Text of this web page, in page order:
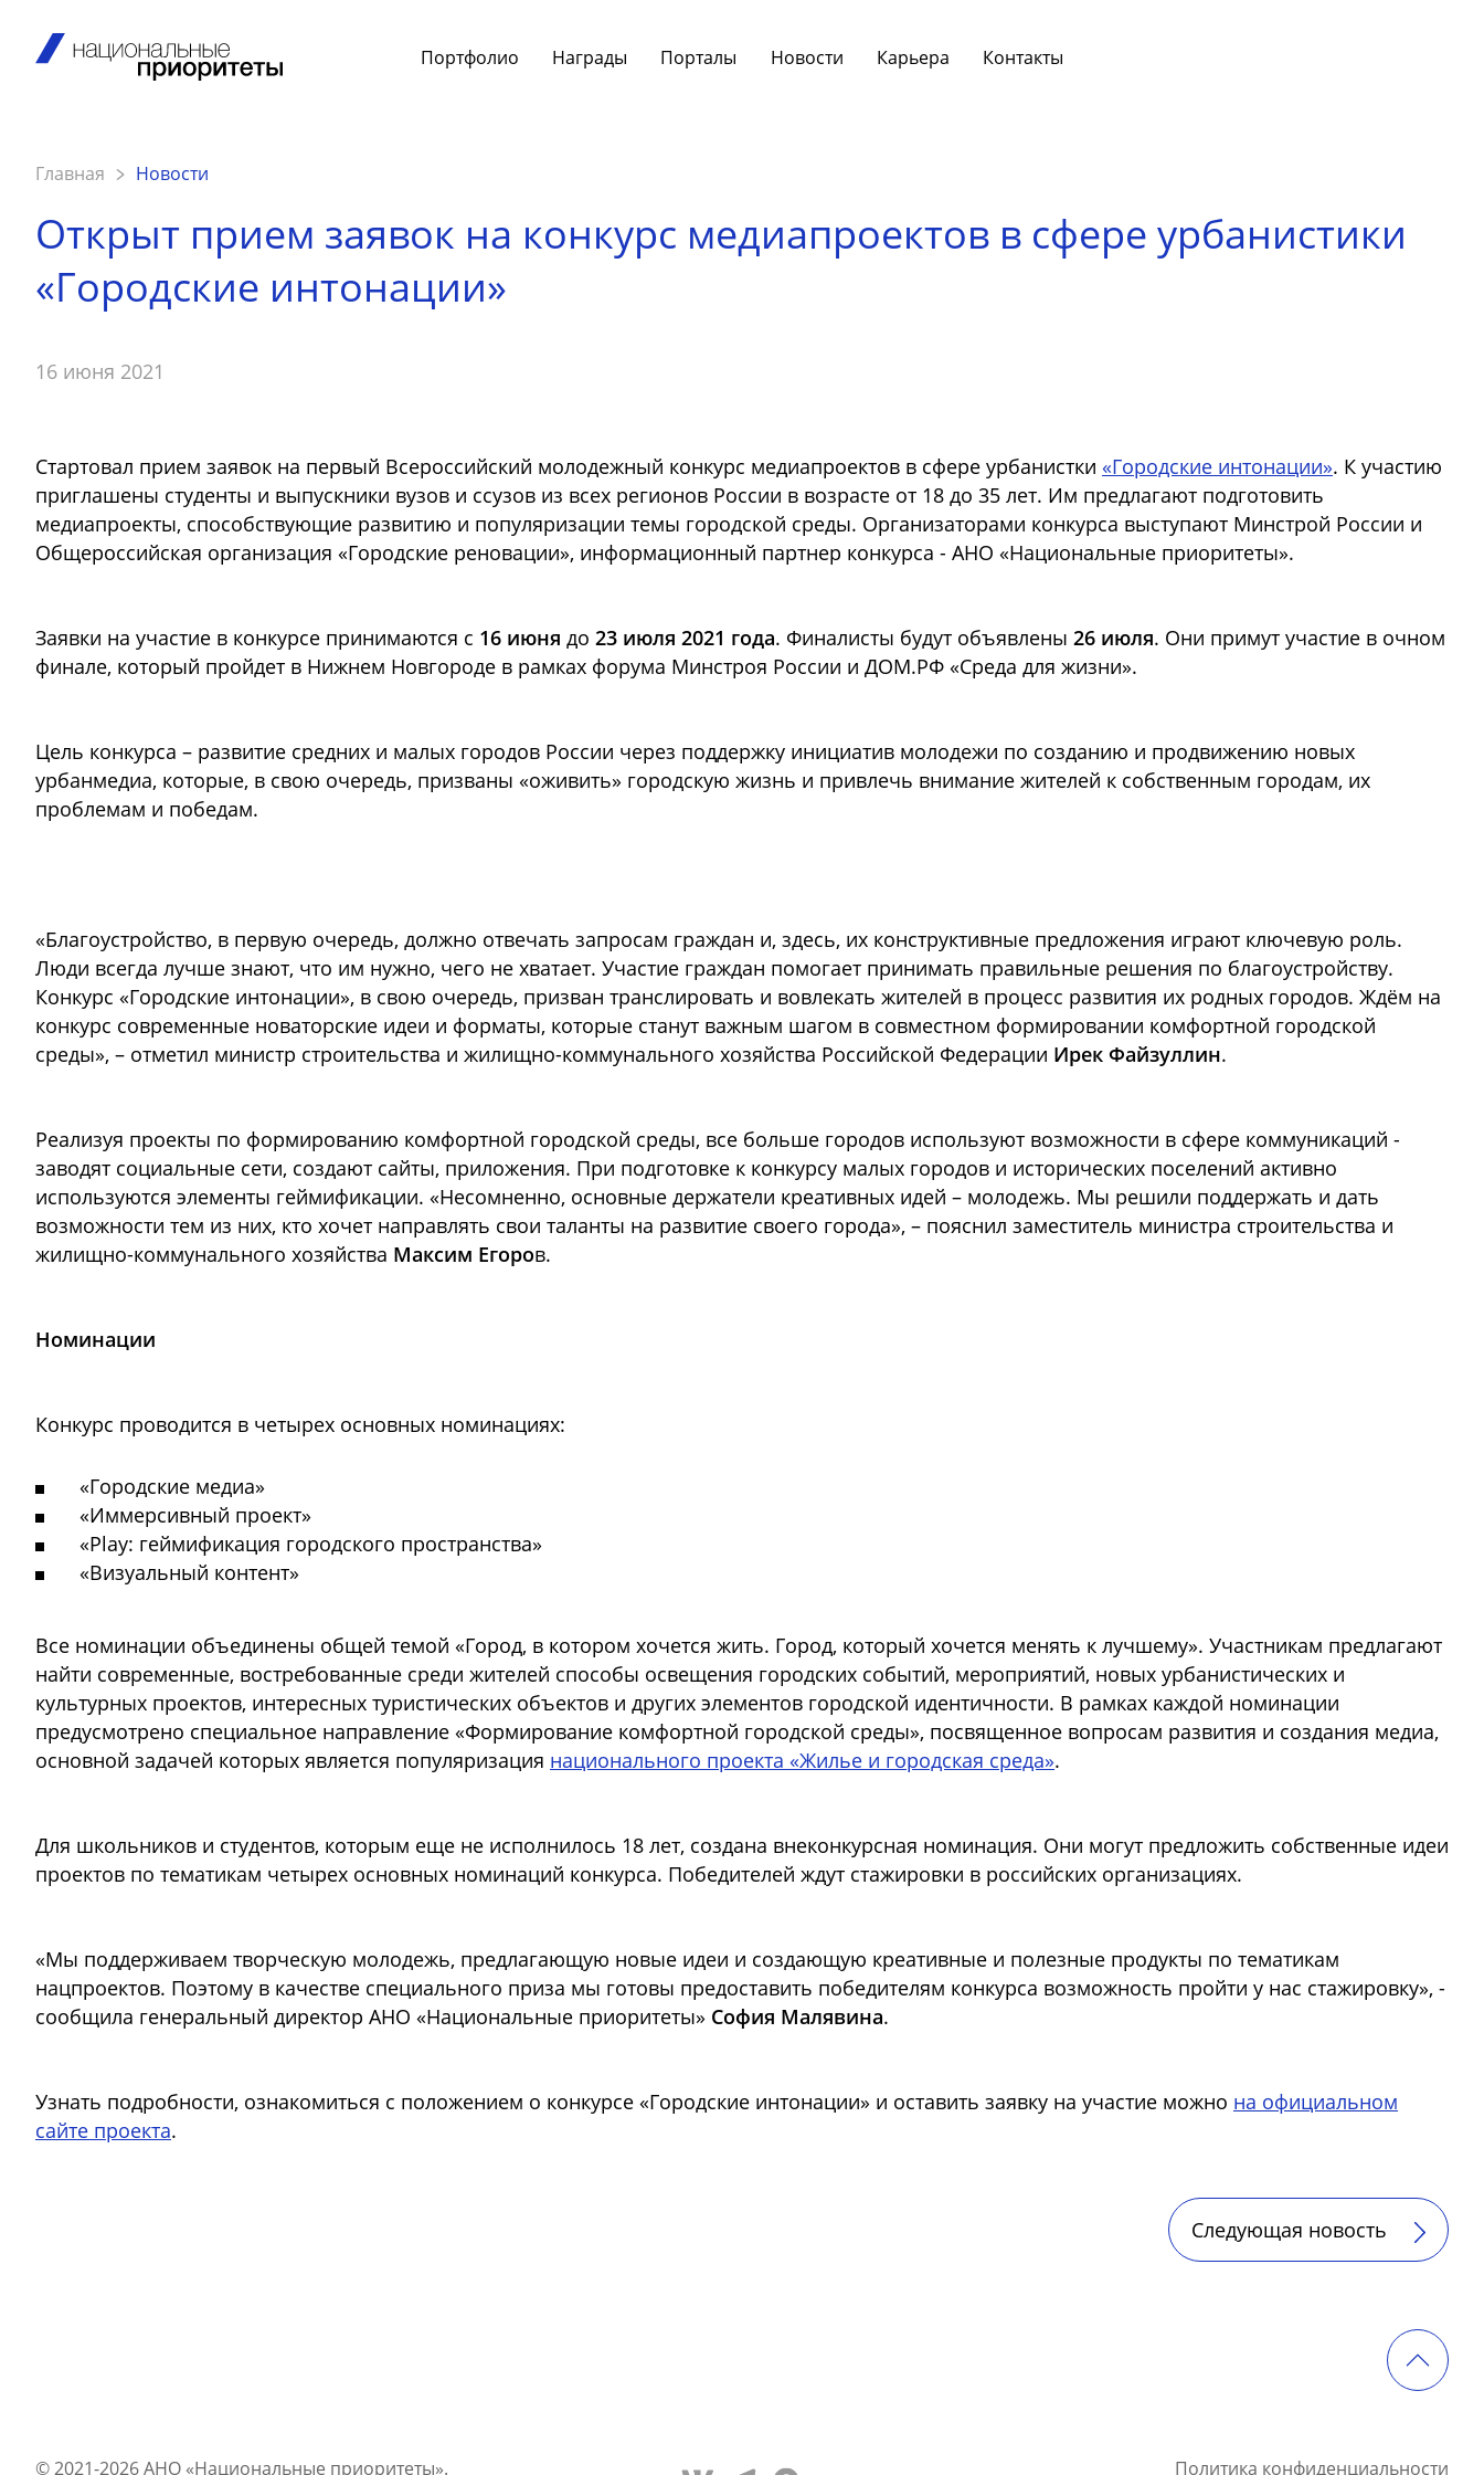
Портфолио Награды Порталы Новости Карьера Контакты
Главная Новости
Открыт прием заявок на конкурс медиапроектов в сфере урбанистики
«Городские интонации»
16 июня 2021
Стартовал прием заявок на первый Всероссийский молодежный конкурс медиапроектов в сфере урбанистки «Городские интонации». К участию
приглашены студенты и выпускники вузов и ссузов из всех регионов России в возрасте от 18 до 35 лет. Им предлагают подготовить
медиапроекты, способствующие развитию и популяризации темы городской среды. Организаторами конкурса выступают Минстрой России и
Общероссийская организация «Городские реновации», информационный партнер конкурса - АНО «Национальные приоритеты».
Заявки на участие в конкурсе принимаются с 16 июня до 23 июля 2021 года. Финалисты будут объявлены 26 июля. Они примут участие в очном
финале, который пройдет в Нижнем Новгороде в рамках форума Минстроя России и ДОМ.РФ «Среда для жизни».
Цель конкурса – развитие средних и малых городов России через поддержку инициатив молодежи по созданию и продвижению новых
урбанмедиа, которые, в свою очередь, призваны «оживить» городскую жизнь и привлечь внимание жителей к собственным городам, их
проблемам и победам.
«Благоустройство, в первую очередь, должно отвечать запросам граждан и, здесь, их конструктивные предложения играют ключевую роль.
Люди всегда лучше знают, что им нужно, чего не хватает. Участие граждан помогает принимать правильные решения по благоустройству.
Конкурс «Городские интонации», в свою очередь, призван транслировать и вовлекать жителей в процесс развития их родных городов. Ждём на
конкурс современные новаторские идеи и форматы, которые станут важным шагом в совместном формировании комфортной городской
среды», – отметил министр строительства и жилищно-коммунального хозяйства Российской Федерации Ирек Файзуллин.
Реализуя проекты по формированию комфортной городской среды, все больше городов используют возможности в сфере коммуникаций -
заводят социальные сети, создают сайты, приложения. При подготовке к конкурсу малых городов и исторических поселений активно
используются элементы геймификации. «Несомненно, основные держатели креативных идей – молодежь. Мы решили поддержать и дать
возможности тем из них, кто хочет направлять свои таланты на развитие своего города», – пояснил заместитель министра строительства и
жилищно-коммунального хозяйства Максим Егоров.
Номинации
Конкурс проводится в четырех основных номинациях:
«Городские медиа»
«Иммерсивный проект»
«Play: геймификация городского пространства»
«Визуальный контент»
Все номинации объединены общей темой «Город, в котором хочется жить. Город, который хочется менять к лучшему». Участникам предлагают
найти современные, востребованные среди жителей способы освещения городских событий, мероприятий, новых урбанистических и
культурных проектов, интересных туристических объектов и других элементов городской идентичности. В рамках каждой номинации
предусмотрено специальное направление «Формирование комфортной городской среды», посвященное вопросам развития и создания медиа,
основной задачей которых является популяризация национального проекта «Жилье и городская среда».
Для школьников и студентов, которым еще не исполнилось 18 лет, создана внеконкурсная номинация. Они могут предложить собственные идеи
проектов по тематикам четырех основных номинаций конкурса. Победителей ждут стажировки в российских организациях.
«Мы поддерживаем творческую молодежь, предлагающую новые идеи и создающую креативные и полезные продукты по тематикам
нацпроектов. Поэтому в качестве специального приза мы готовы предоставить победителям конкурса возможность пройти у нас стажировку», -
сообщила генеральный директор АНО «Национальные приоритеты» София Малявина.
Узнать подробности, ознакомиться с положением о конкурсе «Городские интонации» и оставить заявку на участие можно на официальном
сайте проекта.
Следующая новость
© 2021-2026 АНО «Национальные приоритеты». Политика конфиденциальности